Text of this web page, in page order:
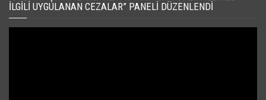
İLGILI UYGULANAN CEZALAR” PANELI DÜZENLENDI